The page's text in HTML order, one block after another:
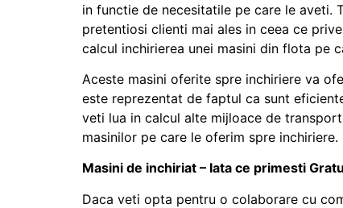
in functie de necesitatile pe care le aveti.
pretentiosi clienti mai ales in ceea ce
calcul inchirierea unei masini din flota pe
Aceste masini oferite spre inchiriere va
este reprezentat de faptul ca sunt
veti lua in calcul alte mijloace de
masinilor pe care le oferim spre inchiriere.
Masini de inchiriat – Iata ce primesti
Daca veti opta pentru o colaborare cu